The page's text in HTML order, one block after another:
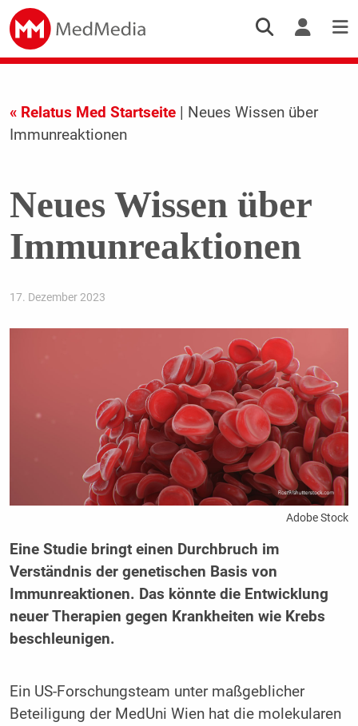
« Relatus Med Startseite| Neues Wissen über
Immunreaktionen
Neues Wissen über
Immunreaktionen
17. Dezember 2023
Adobe Stock
Eine Studie bringt einen Durchbruch im
Verständnis der genetischen Basis von
Immunreaktionen. Das könnte die Entwicklung
neuer Therapien gegen Krankheiten wie Krebs
beschleunigen.
Ein US-Forschungsteam unter maßgeblicher
Beteiligung der MedUni Wien hat die molekularen